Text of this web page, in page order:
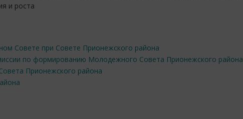
и роста
Совете при Совете Прионежского района
по формированию Молодежного Совета Прионежского района
Прионежского района